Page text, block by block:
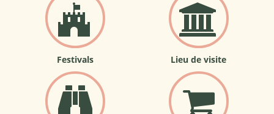
Festivals Lieu de visite